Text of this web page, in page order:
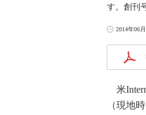
す。創刊
2014年06
米
（現地